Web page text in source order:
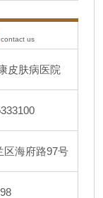
contact us
皮肤病医院
区海府路97号